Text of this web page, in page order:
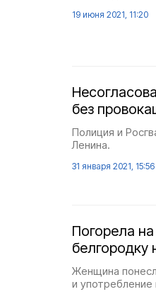
19 июня 2021, 11:20
без
Полиция и
Ленина.
31 января 2021, 15:56
Погорела
Женщина
и употребление